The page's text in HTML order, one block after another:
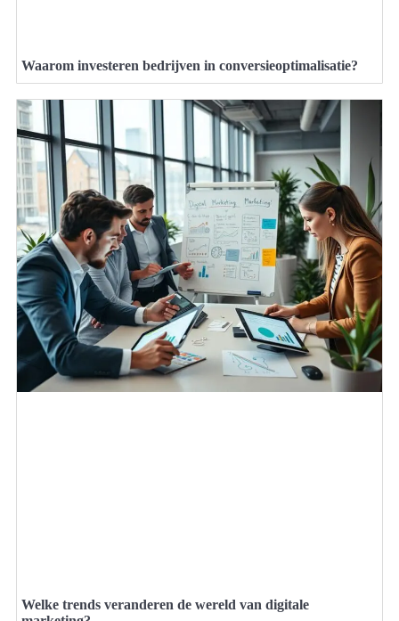
Waarom investeren bedrijven in conversieoptimalisatie?
Welke trends veranderen de wereld van digitale